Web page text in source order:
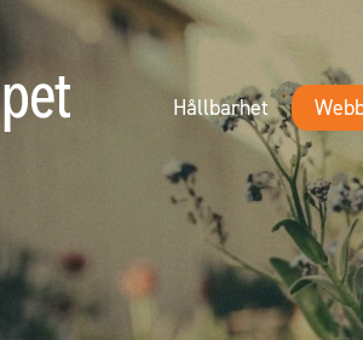
Hållbarhet